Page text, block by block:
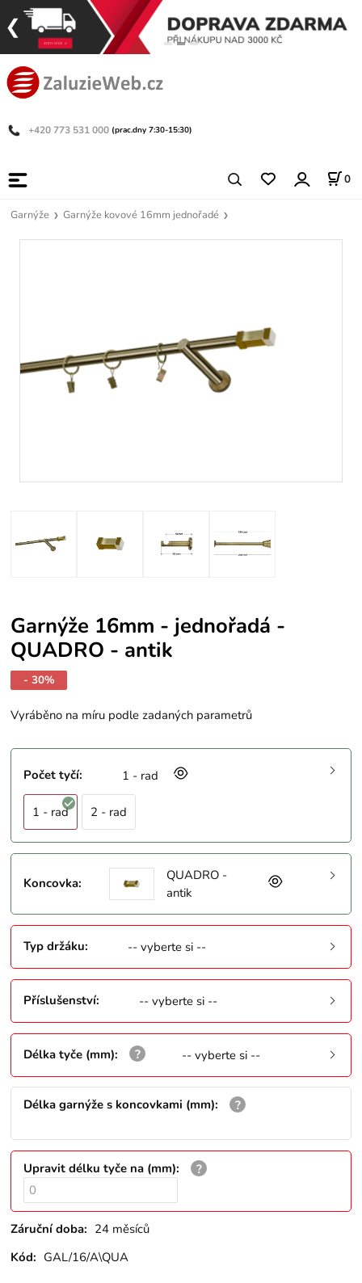
+420 773 531 000 (prac.dny 7:30-15:30)
0
Garnýže Garnýže kovové 16mm jednořadé
Garnýže 16mm - jednořadá -
QUADRO - antik
- 30%
Vyráběno na míru podle zadaných parametrů
Počet tyčí: 1 - rad
1 - rad 2 - rad
Koncovka:
QUADRO -
antik
Typ držáku: -- vyberte si --
Příslušenství: -- vyberte si --
Délka tyče (mm): -- vyberte si --
Délka garnýže s koncovkami (mm):
Upravit délku tyče na (mm):
Záruční doba: 24 měsíců
Kód: GAL/16/A\QUA